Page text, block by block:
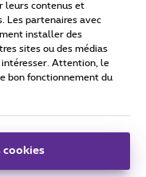
leurs contenus et
Les partenaires avec
installer des
sites ou des médias
intéresser. Attention, le
bon fonctionnement du
cookies